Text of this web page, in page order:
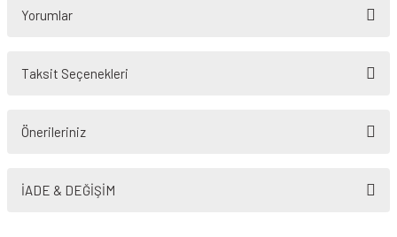
Yorumlar
Taksit Seçenekleri
Önerileriniz
yetersiz gördüğünüz noktaları öneri formunu kullanarak tarafımıza
İADE & DEĞİŞİM